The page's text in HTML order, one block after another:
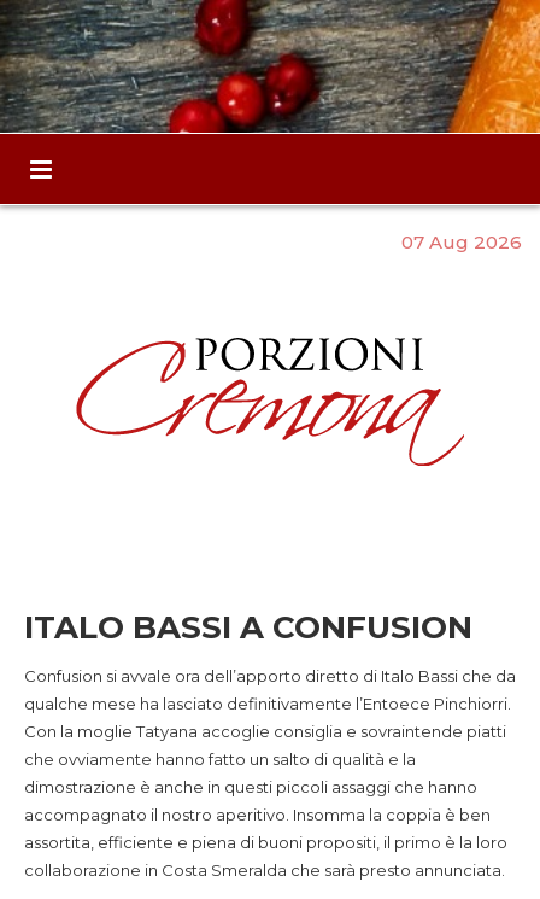
07 Aug 2026
ITALO BASSI A CONFUSION
Confusion si avvale ora dell’apporto diretto di Italo Bassi che da
qualche mese ha lasciato definitivamente l’Entoece Pinchiorri.
Con la moglie Tatyana accoglie consiglia e sovraintende piatti
che ovviamente hanno fatto un salto di qualità e la
dimostrazione è anche in questi piccoli assaggi che hanno
accompagnato il nostro aperitivo. Insomma la coppia è ben
assortita, efficiente e piena di buoni propositi, il primo è la loro
collaborazione in Costa Smeralda che sarà presto annunciata.